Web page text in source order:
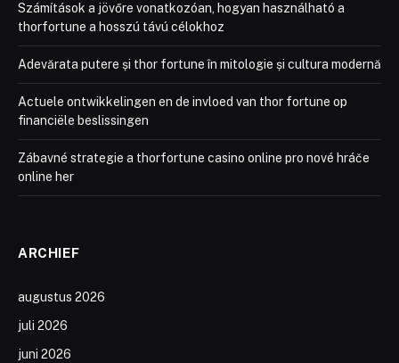
Számítások a jövőre vonatkozóan, hogyan használható a
thorfortune a hosszú távú célokhoz
Adevărata putere și thor fortune în mitologie și cultura modernă
Actuele ontwikkelingen en de invloed van thor fortune op
financiële beslissingen
Zábavné strategie a thorfortune casino online pro nové hráče
online her
ARCHIEF
augustus 2026
juli 2026
juni 2026